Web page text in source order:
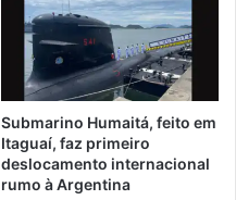
Submarino Humaitá, feito em
Itaguaí, faz primeiro
deslocamento internacional
rumo à Argentina